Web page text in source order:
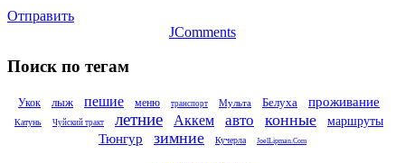
Отправить
JComments
Поиск по тегам
Укок лыж пешие меню транспорт Мульта Белуха проживание
Катунь Чуйский тракт летние Аккем авто конные маршруты
Тюнгур зимние Кучерла JoelLipman.Com